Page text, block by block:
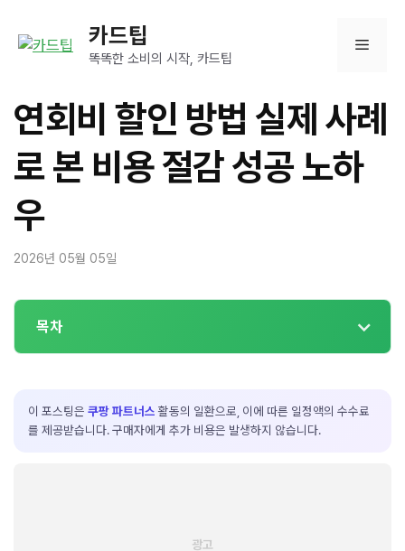
카드팁
똑똑한 소비의 시작, 카드팁
메
연회비 할인 방법 실제 사례
로 본 비용 절감 성공 노하
우
2026년 05월 05일
목차
이 포스팅은 쿠팡 파트너스 활동의 일환으로, 이에 따른 일정액의 수수료
를 제공받습니다. 구매자에게 추가 비용은 발생하지 않습니다.